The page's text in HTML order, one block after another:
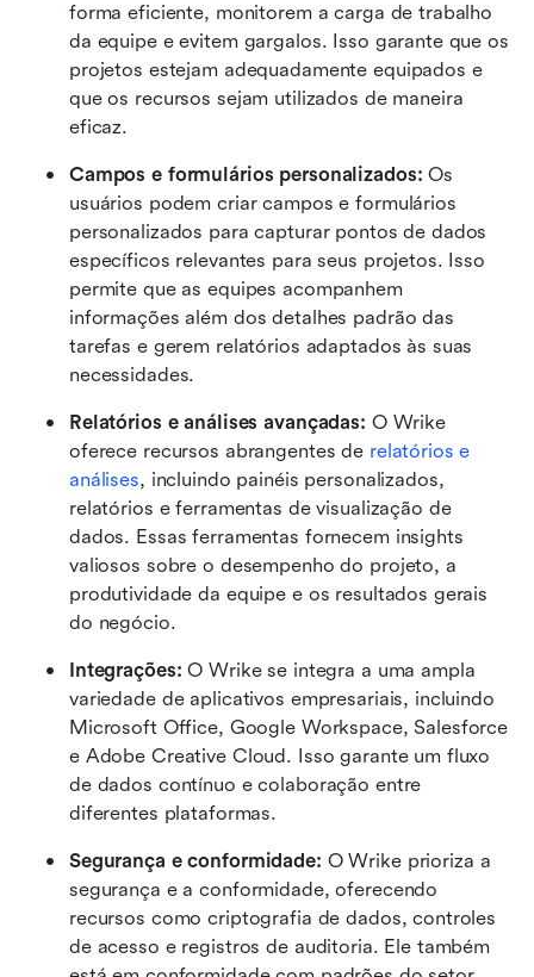
forma eficiente, monitorem a carga de trabalho
da equipe e evitem gargalos. Isso garante que os
projetos estejam adequadamente equipados e
que os recursos sejam utilizados de maneira
eficaz.
Campos e formulários personalizados: Os
usuários podem criar campos e formulários
personalizados para capturar pontos de dados
específicos relevantes para seus projetos. Isso
permite que as equipes acompanhem
informações além dos detalhes padrão das
tarefas e gerem relatórios adaptados às suas
necessidades.
Relatórios e análises avançadas: O Wrike
oferece recursos abrangentes de relatórios e
análises, incluindo painéis personalizados,
relatórios e ferramentas de visualização de
dados. Essas ferramentas fornecem insights
valiosos sobre o desempenho do projeto, a
produtividade da equipe e os resultados gerais
do negócio.
Integrações: O Wrike se integra a uma ampla
variedade de aplicativos empresariais, incluindo
Microsoft Office, Google Workspace, Salesforce
e Adobe Creative Cloud. Isso garante um fluxo
de dados contínuo e colaboração entre
diferentes plataformas.
Segurança e conformidade: O Wrike prioriza a
segurança e a conformidade, oferecendo
recursos como criptografia de dados, controles
de acesso e registros de auditoria. Ele também